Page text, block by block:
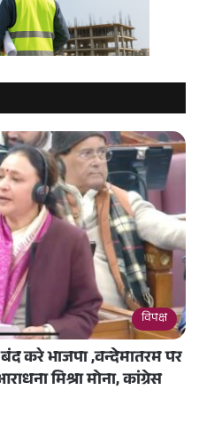
विपक्ष
करे भाजपा ,वन्देमातरम पर
मिश्रा मोना, कांग्रेस